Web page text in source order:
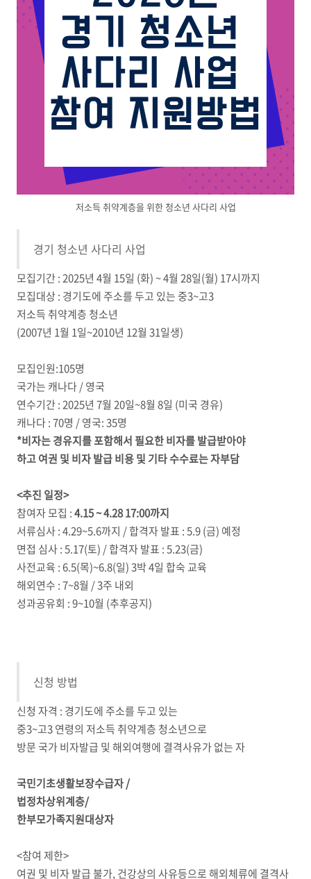
저소득 취약계층을 위한 청소년 사다리 사업
경기 청소년 사다리 사업
모집기간 : 2025년 4월 15일 (화) ~ 4월 28일(월) 17시까지
모집대상 : 경기도에 주소를 두고 있는 중3~고3
저소득 취약계층 청소년
(2007년 1월 1일~2010년 12월 31일생)
모집인원:105명
국가는 캐나다 / 영국
연수기간 : 2025년 7월 20일~8월 8일 (미국 경유)
캐나다 : 70명 / 영국: 35명
*비자는 경유지를 포함해서 필요한 비자를 발급받아야
하고 여권 및 비자 발급 비용 및 기타 수수료는 자부담
<추진 일정>
참여자 모집 :4.15 ~ 4.28 17:00까지
서류심사 : 4.29~5.6까지 / 합격자 발표 : 5.9 (금) 예정
면접 심사 : 5.17(토) / 합격자 발표 : 5.23(금)
사전교육 : 6.5(목)~6.8(일) 3박 4일 합숙 교육
해외연수 : 7~8월 / 3주 내외
성과공유회 : 9~10월 (추후공지)
신청 방법
신청 자격 : 경기도에 주소를 두고 있는
중3~고3 연령의 저소득 취약계층 청소년으로
방문 국가 비자발급 및 해외여행에 결격사유가 없는 자
국민기초생활보장수급자 /
법정차상위계층/
한부모가족지원대상자
<참여 제한>
여권 및 비자 발급 불가, 건강상의 사유등으로 해외체류에 결격사